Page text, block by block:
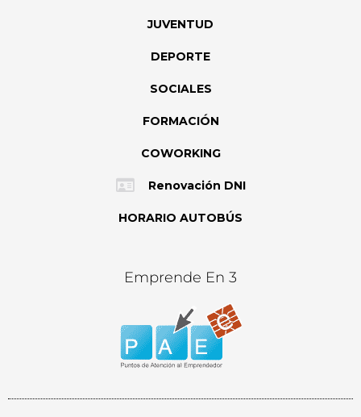
JUVENTUD
DEPORTE
SOCIALES
FORMACIÓN
COWORKING
Renovación DNI
HORARIO AUTOBÚS
Emprende En 3